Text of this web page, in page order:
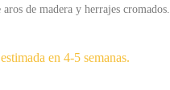
de madera y herrajes cromados.
en 4-5 semanas.